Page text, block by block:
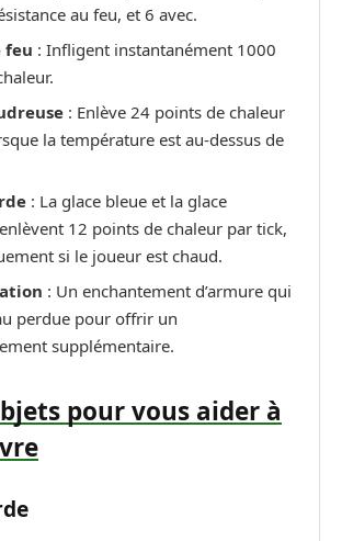
au feu, et 6 avec.
feu : Infligent instantanément 1000
: Enlève 24 points de chaleur
la température est au-dessus de
: La glace bleue et la glace
12 points de chaleur par tick,
si le joueur est chaud.
: Un enchantement d’armure qui
perdue pour offrir un
supplémentaire.
pour vous aider à